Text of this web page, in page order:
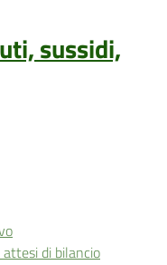
sussidi,
di bilancio